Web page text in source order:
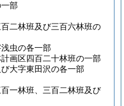
部
二林班及び三百六林班の
虫の各一部
画区四百二十林班の一部
大字東田沢の各一部
一林班、三百二林班及び